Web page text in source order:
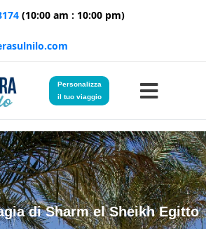
(10:00 am : 10:00 pm)
Personalizza
il tuo viaggio
di Sharm el Sheikh Egitto